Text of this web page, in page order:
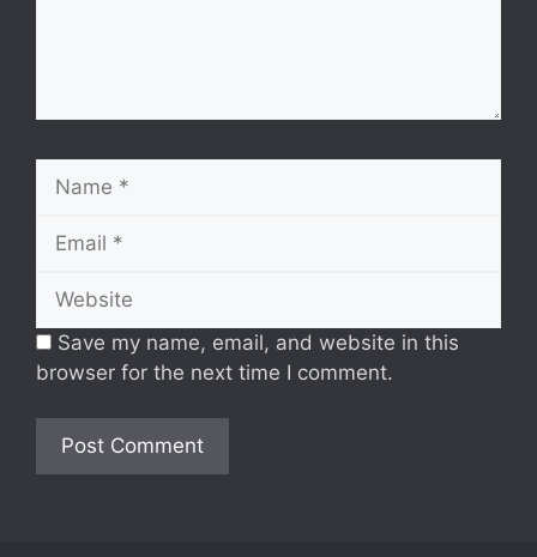
Save my name, email, and website in this
browser for the next time I comment.